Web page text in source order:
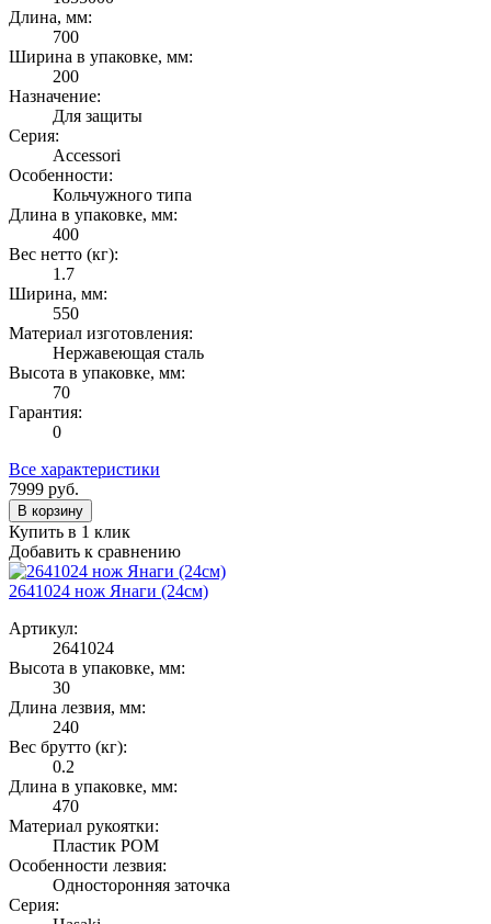
Длина, мм:
700
Ширина в упаковке, мм:
200
Назначение:
Для защиты
Серия:
Accessori
Особенности:
Кольчужного типа
Длина в упаковке, мм:
400
Вес нетто (кг):
1.7
Ширина, мм:
550
Материал изготовления:
Нержавеющая сталь
Высота в упаковке, мм:
70
Гарантия:
0
Все характеристики
7999 руб.
В корзину
Купить в 1 клик
Добавить к сравнению
2641024 нож Янаги (24см)
Артикул:
2641024
Высота в упаковке, мм:
30
Длина лезвия, мм:
240
Вес брутто (кг):
0.2
Длина в упаковке, мм:
470
Материал рукоятки:
Пластик POM
Особенности лезвия:
Односторонняя заточка
Серия: